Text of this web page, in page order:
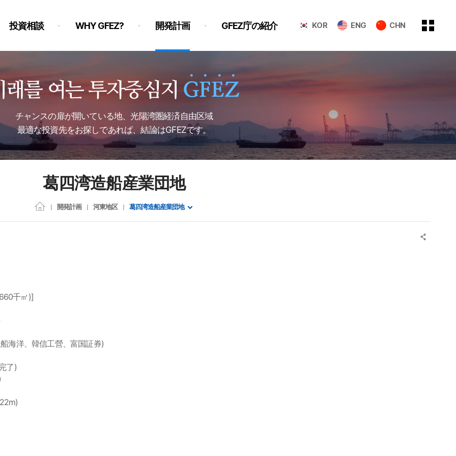
KOR ENG CHN
投資相談 WHY GFEZ? 開発計画 GFEZ庁の紹介
チャンスの扉が開いている地、光陽湾圏経済自由区域
最適な投資先をお探しであれば、結論はGFEZです。
葛四湾造船産業団地
開発計画 河東地区 葛四湾造船産業団地
千㎡)]
海洋、韓信工營、富国証券)
了)